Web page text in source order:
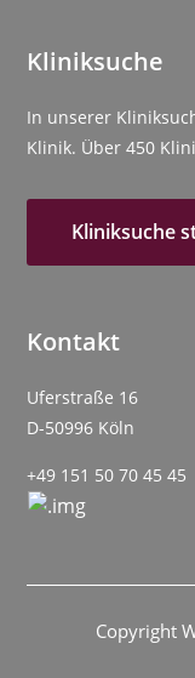
Kliniksuche
In unserer
Klinik. Über 450
Kliniksuche
Kontakt
Uferstraße 16
D-50996 Köln
+49 151 50 70 45 45
Copyright